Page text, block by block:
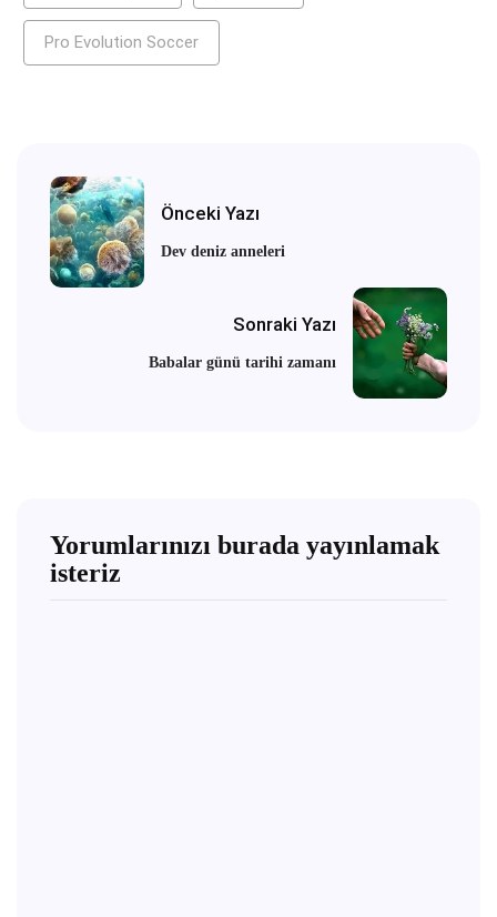
Pro Evolution Soccer
Önceki Yazı
Dev deniz anneleri
Sonraki Yazı
Babalar günü tarihi zamanı
Yorumlarınızı burada yayınlamak
isteriz